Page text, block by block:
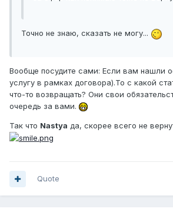
Точно не знаю, сказать не могу...
Вообще посудите сами: Если вам нашли
услугу в рамках договора).То с какой
что-то возвращать? Они свои
очередь за вами.
Так что Nastya да, скорее всего не
Quote